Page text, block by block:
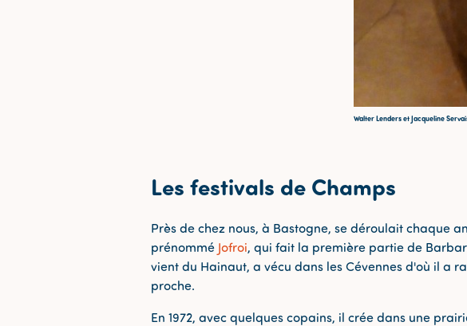
Walter Lenders et Jacqueline
Les festivals de Champs
Près de chez nous, à Bastogne, se déroulait chaque
prénommé Jofroi, qui fait la première partie de
vient du Hainaut, a vécu dans les Cévennes d'où il a
proche.
En 1972, avec quelques copains, il crée dans une